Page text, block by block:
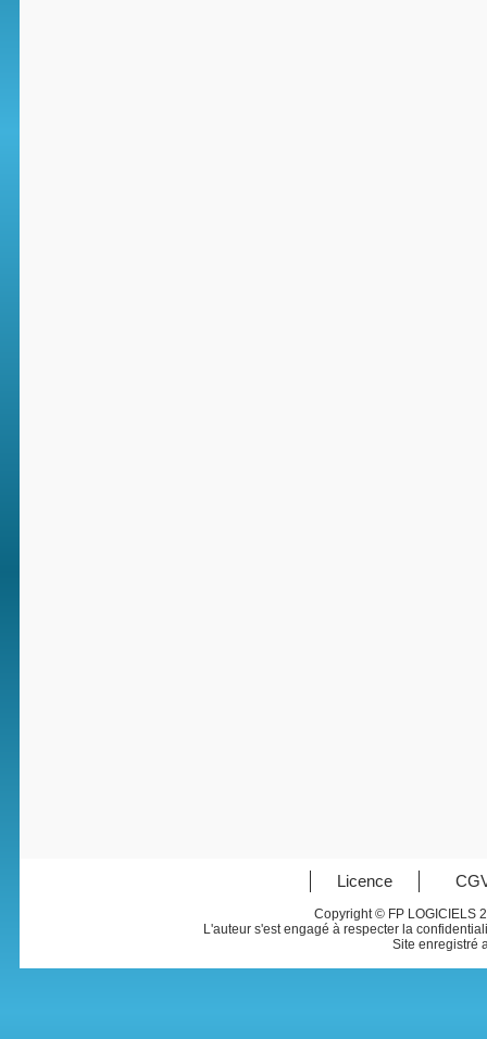
Copyright © FP LOGICIELS
L'auteur s'est engagé à respecter la
Site enregistré
Licence